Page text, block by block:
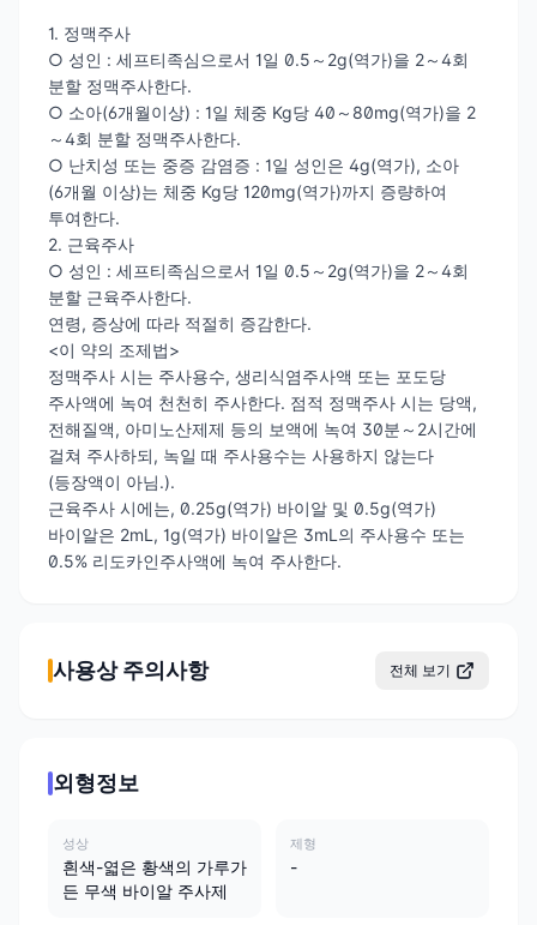
1. 정맥주사
○ 성인 : 세프티족심으로서 1일 0.5～2g(역가)을 2～4회
분할 정맥주사한다.
○ 소아(6개월이상) : 1일 체중 Kg당 40～80mg(역가)을 2
～4회 분할 정맥주사한다.
○ 난치성 또는 중증 감염증 : 1일 성인은 4g(역가), 소아
(6개월 이상)는 체중 Kg당 120mg(역가)까지 증량하여
투여한다.
2. 근육주사
○ 성인 : 세프티족심으로서 1일 0.5～2g(역가)을 2～4회
분할 근육주사한다.
연령, 증상에 따라 적절히 증감한다.
<이 약의 조제법>
정맥주사 시는 주사용수, 생리식염주사액 또는 포도당
주사액에 녹여 천천히 주사한다. 점적 정맥주사 시는 당액,
전해질액, 아미노산제제 등의 보액에 녹여 30분～2시간에
걸쳐 주사하되, 녹일 때 주사용수는 사용하지 않는다
(등장액이 아님.).
근육주사 시에는, 0.25g(역가) 바이알 및 0.5g(역가)
바이알은 2mL, 1g(역가) 바이알은 3mL의 주사용수 또는
0.5% 리도카인주사액에 녹여 주사한다.
사용상 주의사항 전체 보기
외형정보
성상
흰색-엷은 황색의 가루가
든 무색 바이알 주사제
제형
-